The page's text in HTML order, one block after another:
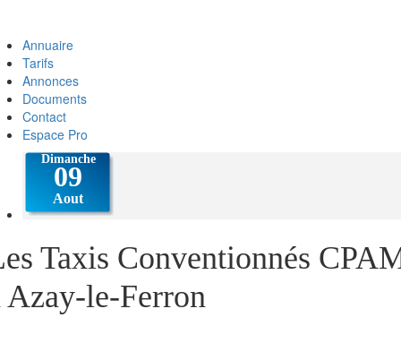
Annuaire
Tarifs
Annonces
Documents
Contact
Espace Pro
Taxis Conventionnés
Azay-le-Ferron